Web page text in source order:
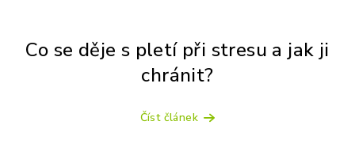
Co se děje s pletí při stresu a jak ji
chránit?
Číst článek